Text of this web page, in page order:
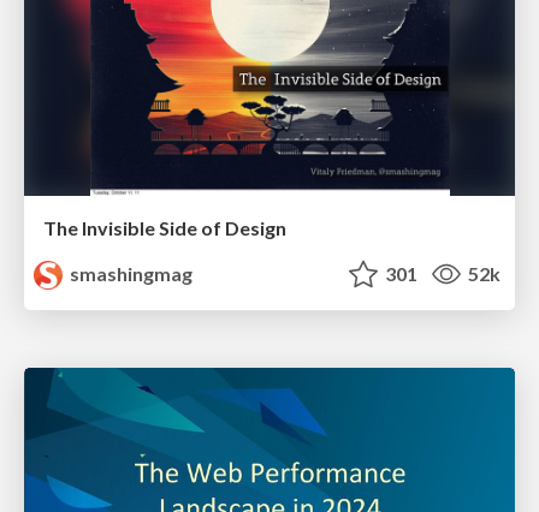
The Invisible Side of Design
smashingmag
301 52k